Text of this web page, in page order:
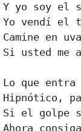
Y yo soy el
Yo vendí el
Camine en
Si usted me
Lo que entra
Hipnótico,
Si el golpe
Ahora